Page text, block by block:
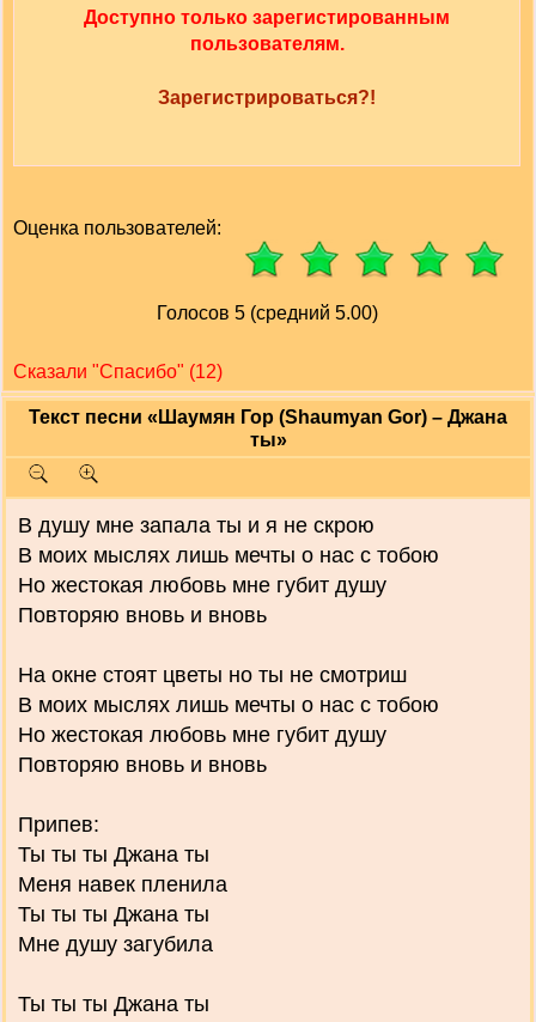
Доступно только зарегистированным
пользователям.
Зарегистрироваться?!
Оценка пользователей:
Голосов 5 (средний 5.00)
Сказали "Cпасибо" (12)
Текст песни «Шаумян Гор (Shaumyan Gor) – Джана
ты»
В душу мне запала ты и я не скрою
В моих мыслях лишь мечты о нас с тобою
Но жестокая любовь мне губит душу
Повторяю вновь и вновь
На окне стоят цветы но ты не смотриш
В моих мыслях лишь мечты о нас с тобою
Но жестокая любовь мне губит душу
Повторяю вновь и вновь
Припев:
Ты ты ты Джана ты
Меня навек пленила
Ты ты ты Джана ты
Мне душу загубила
Ты ты ты Джана ты